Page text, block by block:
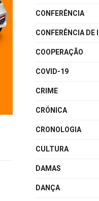
CONFERÊNCIA
CONFERÊNCIA DE
COOPERAÇÃO
COVID-19
CRIME
CRÓNICA
CRONOLOGIA
CULTURA
DAMAS
DANÇA